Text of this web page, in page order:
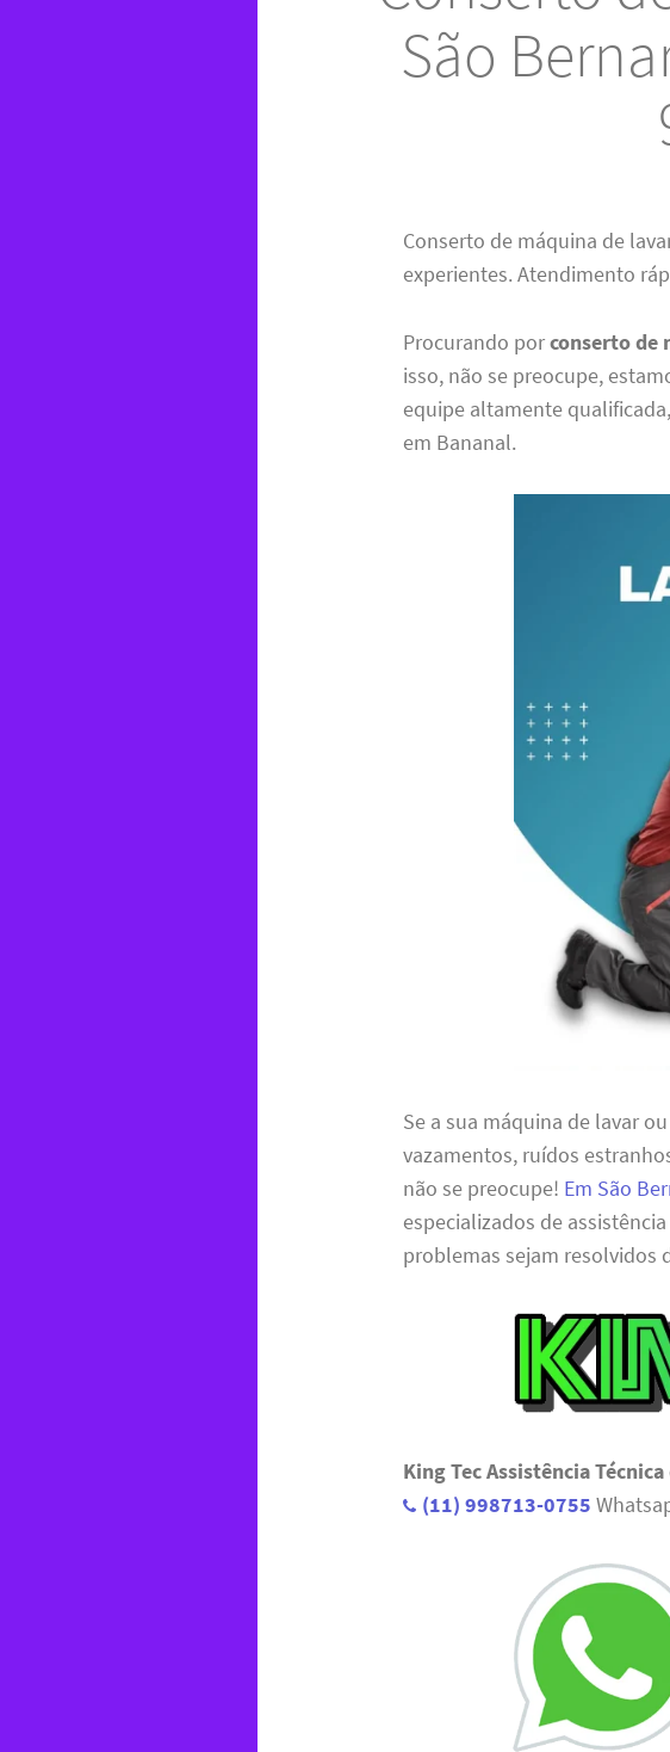
São
Conserto de máquina de
experientes. Atendimento
Procurando porconserto de
isso, não se preocupe,
equipe altamente
em Bananal.
Se a sua máquina de lavar
vazamentos, ruídos
não se preocupe! Em São
especializados de
problemas sejam resolvidos
King Tec Assistência
(11) 998713-0755